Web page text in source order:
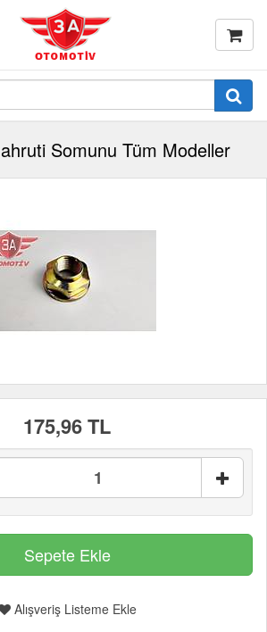
Somunu Tüm Modeller
175,96 TL
Alışveriş Listeme Ekle